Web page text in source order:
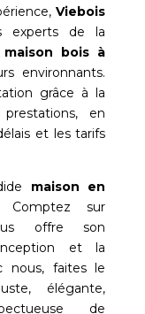
Viebois
experts de la
bois à
environnants.
grâce à la
en
et les tarifs
maison en
sur
offre son
et la
nous, faites le
élégante,
de